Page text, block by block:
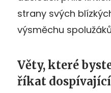
strany svých
výsměchu
Věty, které
říkat